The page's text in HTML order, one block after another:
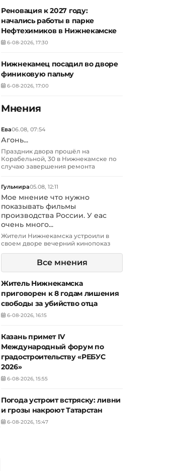
Реновация к 2027 году:
начались работы в парке
Нефтехимиков в Нижнекамске
6-08-2026, 17:30
Нижнекамец посадил во дворе
финиковую пальму
6-08-2026, 17:00
Мнения
Ева06.08, 07:54
Агонь...
Праздник двора прошёл на
Корабельной, 30 в Нижнекамске по
случаю завершения ремонта
Гульмира05.08, 12:11
Мое мнение что нужно
показывать фильмы
производства России. У еас
очень много...
Жители Нижнекамска устроили в
своем дворе вечерний кинопоказ
Все мнения
Житель Нижнекамска
приговорен к 8 годам лишения
свободы за убийство отца
6-08-2026, 16:15
Казань примет IV
Международный форум по
градостроительству «РЕБУС
2026»
6-08-2026, 15:55
Погода устроит встряску: ливни
и грозы накроют Татарстан
6-08-2026, 15:47